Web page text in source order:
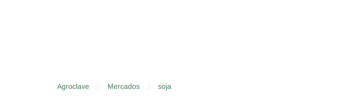
Agroclave Mercados soja